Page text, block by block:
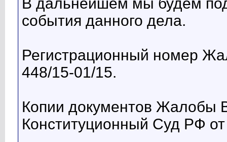
В дальнейшем мы будем
события данного дела.
Регистрационный номер
448/15-01/15.
Копии документов Жалобы
Конституционный Суд РФ